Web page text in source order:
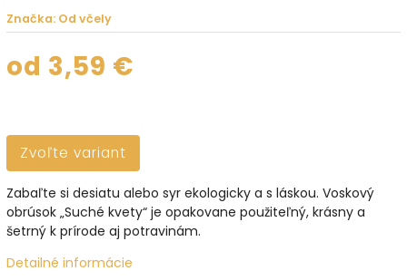
Značka: Od včely
od 3,59 €
Zvoľte variant
Zabaľte si desiatu alebo syr ekologicky a s láskou. Voskový
obrúsok „Suché kvety“ je opakovane použiteľný, krásny a
šetrný k prírode aj potravinám.
Detailné informácie